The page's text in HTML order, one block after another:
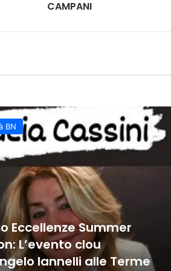
CAMPANI
convincente
BN
Eccellenze Summer
L’evento clou
Iannelli alle Terme